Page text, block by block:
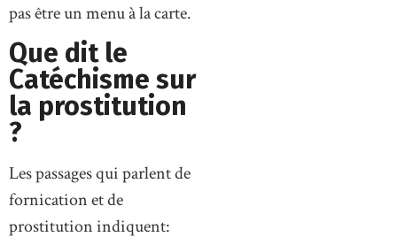
pas être un menu à la carte.
Que dit le
Catéchisme sur
la prostitution
?
Les passages qui parlent de
fornication et de
prostitution indiquent: